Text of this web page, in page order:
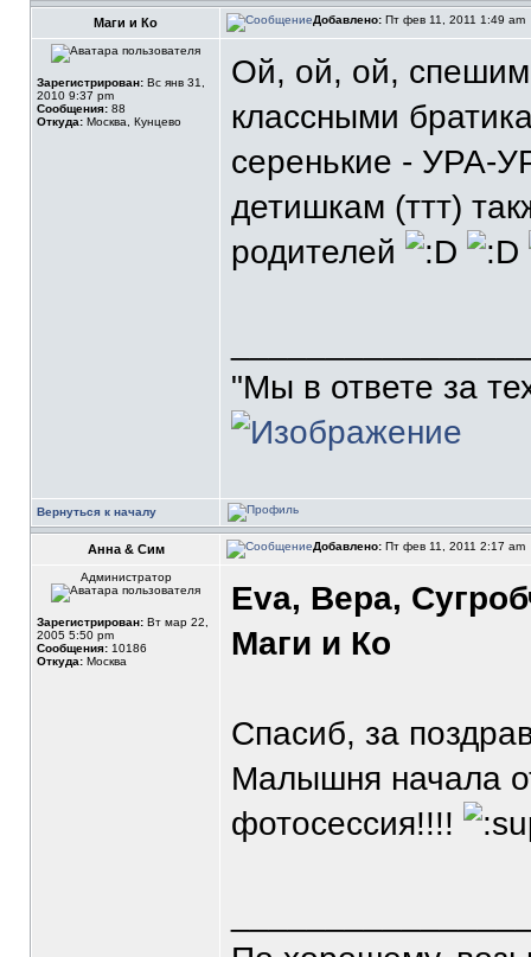
Маги и Ко Добавлено: Пт фев 11, 2011 1:49 am
Зарегистрирован: Вс янв 31,
2010 9:37 pm
Сообщения: 88
Откуда: Москва, Кунцево
Ой, ой, ой, спешим
классными
серенькие - УРА-
детишкам (ттт)
родителей
"Мы в ответе за
Вернуться к началу
Анна & Сим Добавлено: Пт фев 11, 2011 2:17 am
Администратор
Зарегистрирован: Вт мар 22,
2005 5:50 pm
Сообщения: 10186
Откуда: Москва
Eva, Вера,
Маги и Ко
Спасиб, за
Малышня начала
фотосессия!!!!